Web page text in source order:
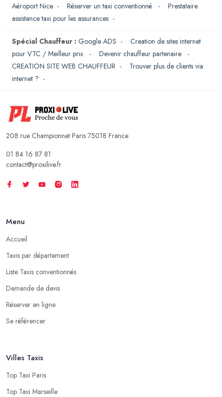
Aéroport Nice - Réserver un taxi conventionné - Prestataire
assistance taxi pour les assurances -
Spécial Chauffeur : Google ADS - Creation de sites internet
pour VTC / Meilleur prix
- Devenir chauffeur partenaire
-
CREATION SITE WEB CHAUFFEUR - Trouver plus de clients via
internet ? -
208 rue Championnet Paris 75018 France
01 84 16 87 81
contact@proxilive.fr
Menu
Accueil
Taxis par département
Liste Taxis conventionnés
Demande de devis
Réserver en ligne
Se référencer
Villes Taxis
Top Taxi Paris
Top Taxi Marseille